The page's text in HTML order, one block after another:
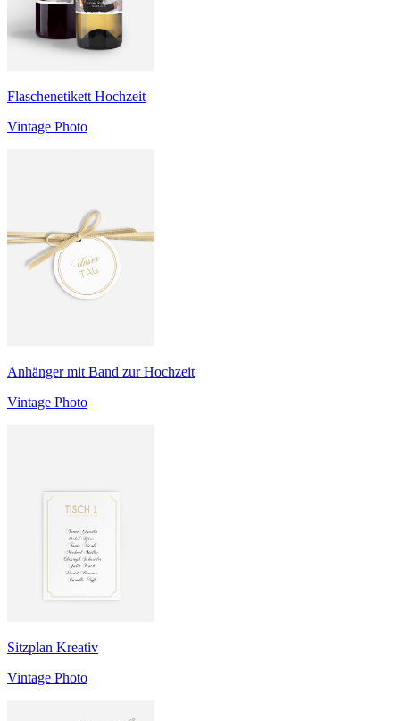
Flaschenetikett Hochzeit
Vintage Photo
Anhänger mit Band zur Hochzeit
Vintage Photo
Sitzplan Kreativ
Vintage Photo